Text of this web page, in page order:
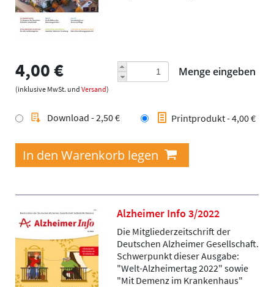
4,00 €
(inklusive MwSt. und Versand)
Printprodukt - 4,00 €
Download - 2,50 €
Menge eingeben
Alzheimer Info 3/2022
Die Mitgliederzeitschrift der
Deutschen Alzheimer Gesellschaft.
Schwerpunkt dieser Ausgabe:
"Welt-Alzheimertag 2022" sowie
"Mit Demenz im Krankenhaus"